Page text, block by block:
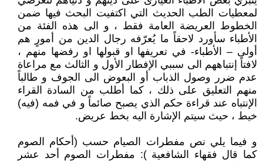
لمعطيات الطب الحديث التي اكتفيت البحث فيها ضمن
الخطوط العريضة العامة فقط ، و الى هذه الفئة من
الأطباء سأورد لاحقاً ما يُعرّفه رجال الدين من أمورٍ هم
أولى – الأطباء- في تعريفها او قبولها او رفضها منهم ،
لافتاً إنتباههم الى سببي الإفطار الأول و الثالث مع مراعاة
عدم ضرر وصول الذباب أو البعوض الى الجوف و طالباً
منهم التعليق على ذلك ، كما أطلب من السادة القراء
الإنتباه عند قراءة حكم الذي يصبح صائماً و في فمه (فيه)
خيط ، حيث سيتم الإشارة اليه بخط عريض.
و فيما يلي نص مفطرات الصيام حسب (أحكام الصوم
كما قال فقهاء الشافعية ): مفطرات الصوم أحد عشر